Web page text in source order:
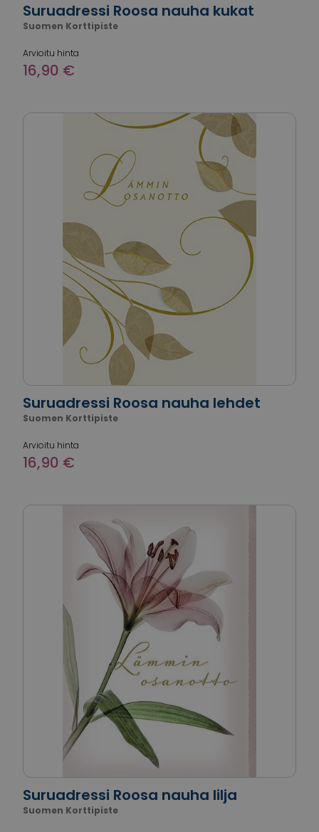
Suruadressi Roosa nauha kukat
Suomen Korttipiste
Arvioitu hinta
16,90 €
Suruadressi Roosa nauha lehdet
Suomen Korttipiste
Arvioitu hinta
16,90 €
Suruadressi Roosa nauha lilja
Suomen Korttipiste